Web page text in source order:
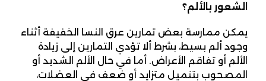
الشعور بالألم؟
يمكن ممارسة بعض تمارين عرق النسا الخفيفة أثناء
وجود ألم بسيط، بشرط ألا تؤدي التمارين إلى زيادة
الألم أو تفاقم الأعراض. أما في حال الألم الشديد أو
المصحوب بتنميل متزايد أو ضعف في العضلات،